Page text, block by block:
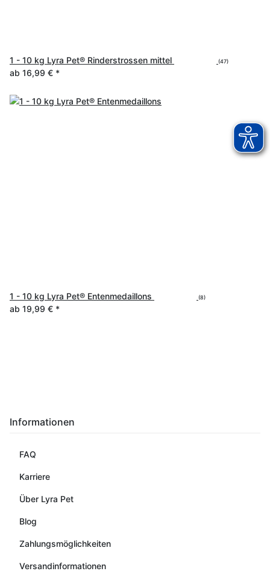
1 - 10 kg Lyra Pet® Rinderstrossen mittel (47)
ab 16,99 € *
1 - 10 kg Lyra Pet® Entenmedaillons (8)
ab 19,99 € *
Informationen
FAQ
Karriere
Über Lyra Pet
Blog
Zahlungsmöglichkeiten
Versandinformationen